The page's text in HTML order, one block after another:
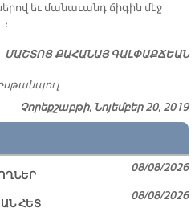
եւ մանաւանդ ճիգին մէջ
ՄԱՇ­ՏՈՑ ՔԱ­ՀԱ­ՆԱՅ ԳԱԼ­ՓԱՔ­ՃԵԱՆ
Չորեքշաբթի, Նոյեմբեր 20, 2019
08/08/2026
ՀԵՏ
08/08/2026